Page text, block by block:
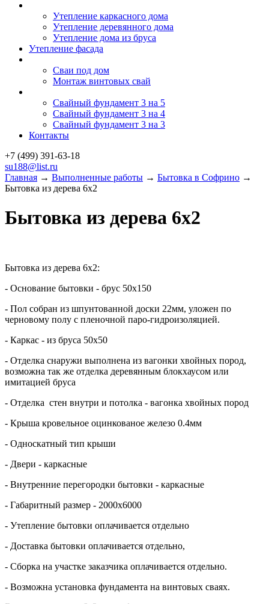
Утепление каркасного дома
Утепление деревянного дома
Утепление дома из бруса
Утепление фасада
Сваи под дом
Монтаж винтовых свай
Свайный фундамент 3 на 5
Свайный фундамент 3 на 4
Свайный фундамент 3 на 3
Контакты
+7 (499) 391-63-18
su188@list.ru
Главная → Выполненные работы → Бытовка в Софрино →
Бытовка из дерева 6х2
Бытовка из дерева 6х2
Бытовка из дерева 6х2:
- Основание бытовки - брус 50х150
- Пол собран из шпунтованной доски 22мм, уложен по
черновому полу с пленочной паро-гидроизоляцией.
- Каркас - из бруса 50х50
- Отделка снаружи выполнена из вагонки хвойных пород,
возможна так же отделка деревянным блокхаусом или
имитацией бруса
- Отделка стен внутри и потолка - вагонка хвойных пород
- Крыша кровельное оцинкованое железо 0.4мм
- Односкатный тип крыши
- Двери - каркасные
- Внутренние перегородки бытовки - каркасные
- Габаритный размер - 2000х6000
- Утепление бытовки оплачивается отдельно
- Доставка бытовки оплачивается отдельно,
- Сборка на участке заказчика оплачивается отдельно.
- Возможна установка фундамента на винтовых сваях.